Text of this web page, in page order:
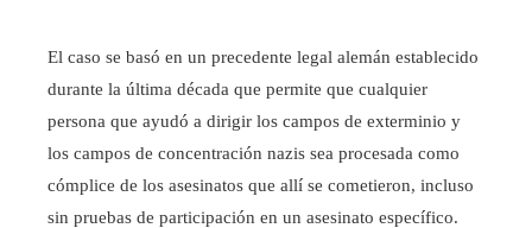
El caso se basó en un precedente legal alemán establecido
durante la última década que permite que cualquier
persona que ayudó a dirigir los campos de exterminio y
los campos de concentración nazis sea procesada como
cómplice de los asesinatos que allí se cometieron, incluso
sin pruebas de participación en un asesinato específico.